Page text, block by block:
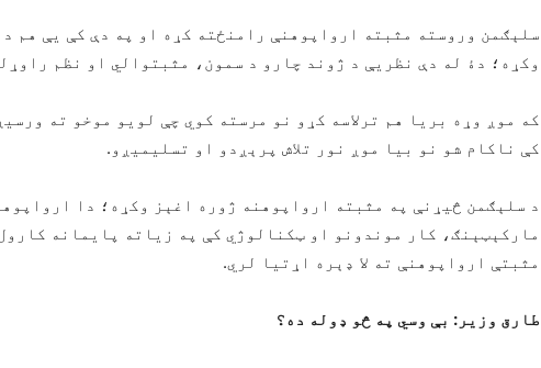
سلېګمن وروسته مثبته ارواپوهنې رامنځته کړه او په دې کې یې هم
وکړه؛ دۀ له دې نظریې د ژوند چارو د سمون، مثبتوالي او نظم
که موږ وړه بریا هم ترلاسه کړو نو مرسته کوي چې لویو موخو ته
کې ناکام شو نو بیا موږ نور تلاش پرېږدو او تسلیمیږو.
د سلېګمن څیړنې په مثبته ارواپوهنه ژوره اغېز وکړه؛ دا
مارکېټېنګ، کار موندونو او ټکنالوژي کې په زیاته پایمانه
مثبتې ارواپوهنې ته لا ډېره اړتیا لري.
طارق وزیر: بې وسي په څو ډوله ده؟